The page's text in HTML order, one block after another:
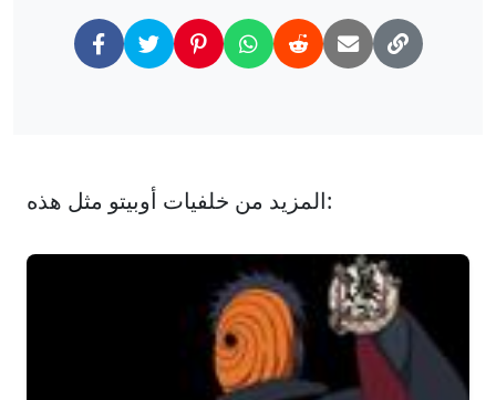
المزيد من خلفيات أوبيتو مثل هذه: